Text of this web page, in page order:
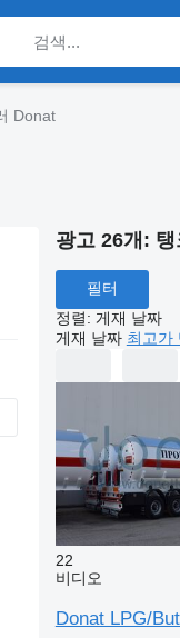
Donat
광고 26개:
필터
정렬: 게재 날짜
게재 날짜 최고가
22
비디오
Donat LPG/